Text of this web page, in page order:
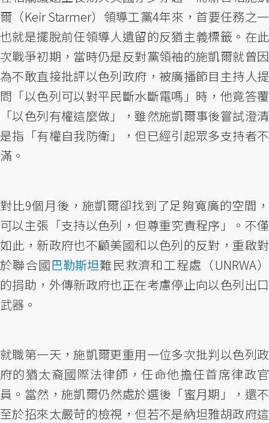
爾（Keir Starmer）領導工黨4年來，首要任務之一
也就是擺脫前任領導人遺留的反猶主義標籤。在此
次戰爭初期，當時仍是反對黨領袖的施凱爾就曾因
為不敢直接批評以色列政府，被廣播節目主持人提
問「以色列可以對平民斷水斷電嗎」時，他竟答覆
「以色列有權這麼做」，雖然施凱爾事後嘗試澄清
是指「有權自我防衛」，但已經引起眾多支持者不
滿。
對比9個月後，施凱爾卻找到了足夠寬廣的空間，
可以主張「支持以色列，但尊重究責程序」。不僅
如此，新政府也不顧美國和以色列的反對，重啟對
於聯合國巴勒斯坦難民救濟和工程處（UNRWA）
的捐助，外傳新政府也正在考慮停止向以色列出口
武器。
就職第一天，施凱爾更重用一位多次批判以色列政
府的猶太裔國際法律師，任命他擔任首席律政官
員。當然，施凱爾仍然處於選後「蜜月期」，還不
至於招來太嚴苛的檢視，但若不是納坦雅胡政府這